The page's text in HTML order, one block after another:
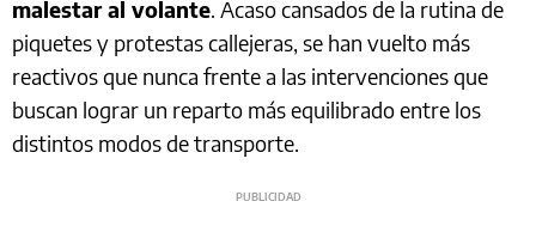
malestar al volante. Acaso cansados de la rutina de
piquetes y protestas callejeras, se han vuelto más
reactivos que nunca frente a las intervenciones que
buscan lograr un reparto más equilibrado entre los
distintos modos de transporte.